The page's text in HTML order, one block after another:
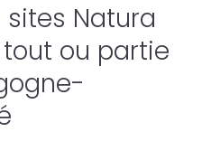
Natura
ou partie